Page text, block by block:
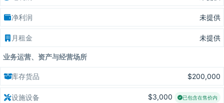
净利润 未提供
月租金 未提供
业务运营、资产与经营场所
库存货品 $200,000
设施设备 $3,000 已包含在售价内